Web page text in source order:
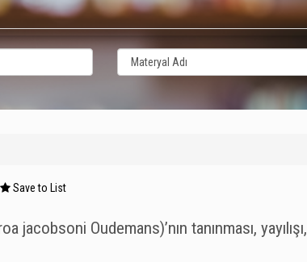
Save to List
jacobsoni Oudemans)’nın tanınması, yayılışı,